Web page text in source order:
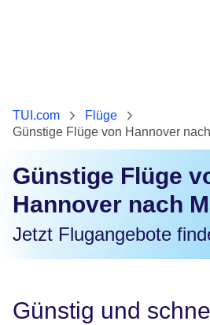
TUI.com
Flüge
Günstige Flüge von Hannover
Günstige Flüge
Hannover nach
Jetzt Flugangebote
Günstig und